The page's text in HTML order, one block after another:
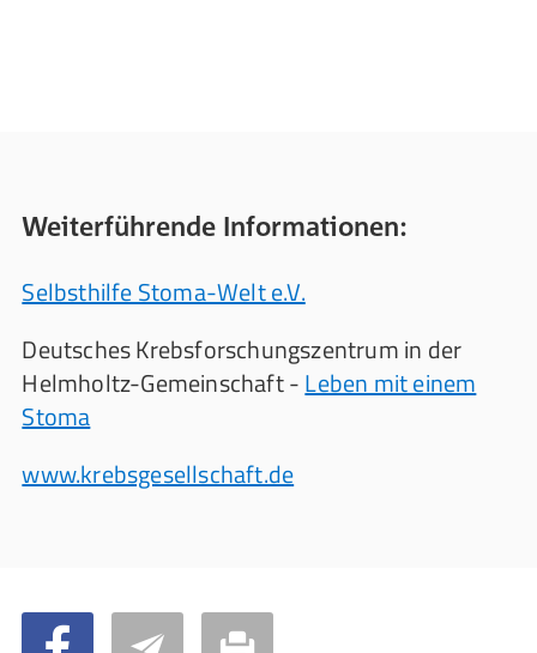
Weiterführende Informationen:
Selbsthilfe Stoma-Welt e.V.
Deutsches Krebsforschungszentrum in der
Helmholtz-Gemeinschaft -Leben mit einem
Stoma
www.krebsgesellschaft.de